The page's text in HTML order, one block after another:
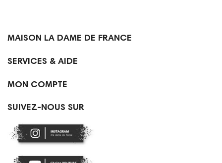
MAISON LA DAME DE FRANCE
SERVICES & AIDE
MON COMPTE
SUIVEZ-NOUS SUR